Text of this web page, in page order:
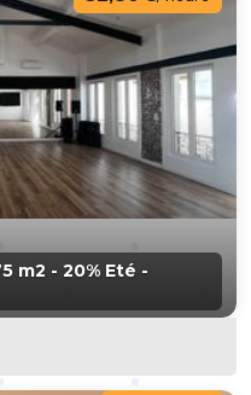
m2 - 20% Eté -